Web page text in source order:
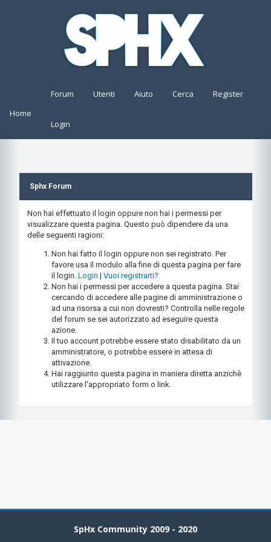
Home
Forum Utenti Aiuto Cerca Register
Login
Sphx Forum
Non hai effettuato il login oppure non hai i permessi per
visualizzare questa pagina. Questo può dipendere da una
delle seguenti ragioni:
Non hai fatto il login oppure non sei registrato. Per
favore usa il modulo alla fine di questa pagina per fare
il login. Login | Vuoi registrarti?
Non hai i permessi per accedere a questa pagina. Stai
cercando di accedere alle pagine di amministrazione o
ad una risorsa a cui non dovresti? Controlla nelle regole
del forum se sei autorizzato ad eseguire questa
azione.
Il tuo account potrebbe essere stato disabilitato da un
amministratore, o potrebbe essere in attesa di
attivazione.
Hai raggiunto questa pagina in maniera diretta anzichè
utilizzare l'appropriato form o link.
SpHx Community 2009 - 2020